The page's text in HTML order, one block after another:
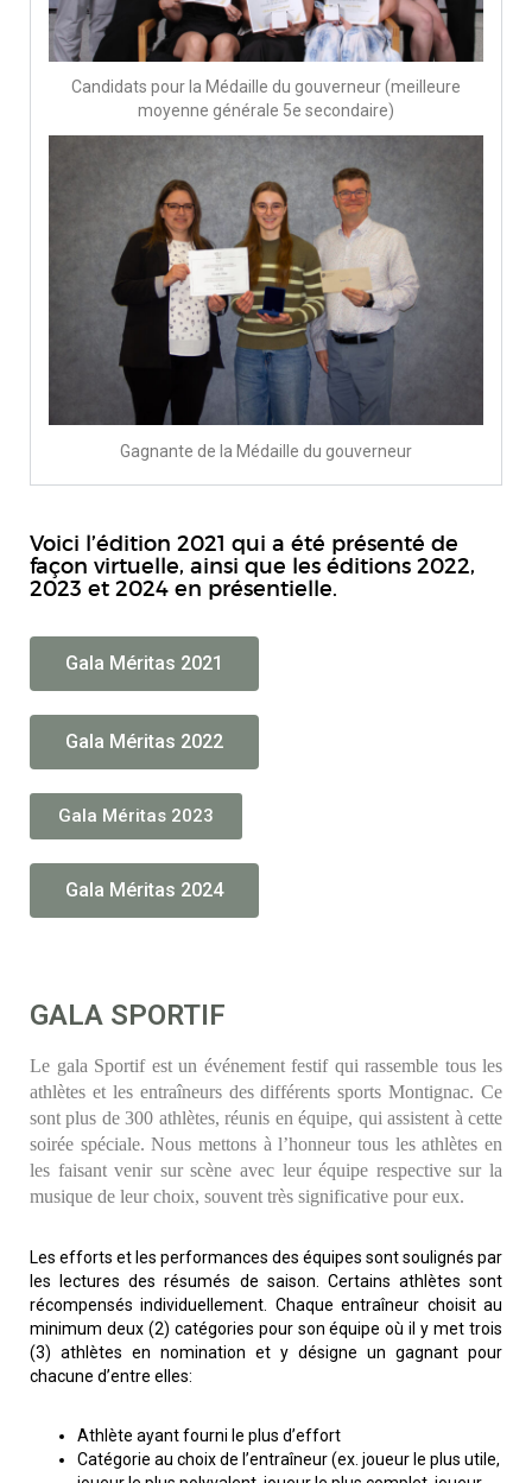
Candidats pour la Médaille du gouverneur (meilleure
moyenne générale 5e secondaire)
Gagnante de la Médaille du gouverneur
Voici l’édition 2021 qui a été présenté de
façon virtuelle, ainsi que les éditions 2022,
2023 et 2024 en présentielle.
Gala Méritas 2021
Gala Méritas 2022
Gala Méritas 2023
Gala Méritas 2024
GALA SPORTIF
Le gala Sportif est un événement festif qui rassemble tous les
athlètes et les entraîneurs des différents sports Montignac. Ce
sont plus de 300 athlètes, réunis en équipe, qui assistent à cette
soirée spéciale. Nous mettons à l’honneur tous les athlètes en
les faisant venir sur scène avec leur équipe respective sur la
musique de leur choix, souvent très significative pour eux.
Les efforts et les performances des équipes sont soulignés par
les lectures des résumés de saison. Certains athlètes sont
récompensés individuellement. Chaque entraîneur choisit au
minimum deux (2) catégories pour son équipe où il y met trois
(3) athlètes en nomination et y désigne un gagnant pour
chacune d’entre elles:
Athlète ayant fourni le plus d’effort
Catégorie au choix de l’entraîneur (ex. joueur le plus utile,